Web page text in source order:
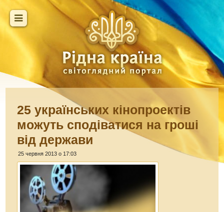
25 українських кінопроектів
можуть сподіватися на гроші
від держави
25 червня 2013 о 17:03